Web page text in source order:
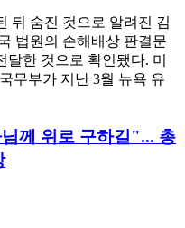
뒤 숨진 것으로 알려진 김
법원의 손해배상 판결문
한 것으로 확인됐다. 미
무부가 지난 3월 뉴욕 유
께 위로 구하길"... 총